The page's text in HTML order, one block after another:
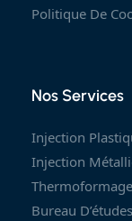
Politique De
Nos Services
Injection
Injection
Thermoformage
Bureau D’études